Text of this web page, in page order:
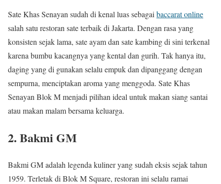
Sate Khas Senayan sudah di kenal luas sebagai baccarat online
salah satu restoran sate terbaik di Jakarta. Dengan rasa yang
konsisten sejak lama, sate ayam dan sate kambing di sini terkenal
karena bumbu kacangnya yang kental dan gurih. Tak hanya itu,
daging yang di gunakan selalu empuk dan dipanggang dengan
sempurna, menciptakan aroma yang menggoda. Sate Khas
Senayan Blok M menjadi pilihan ideal untuk makan siang santai
atau makan malam bersama keluarga.
2. Bakmi GM
Bakmi GM adalah legenda kuliner yang sudah eksis sejak tahun
1959. Terletak di Blok M Square, restoran ini selalu ramai